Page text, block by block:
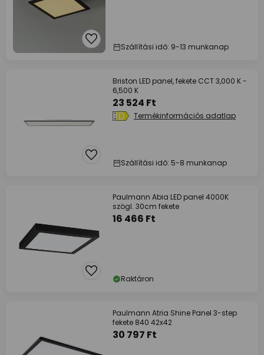
Szállítási idő: 9-13 munkanap
Briston LED panel, fekete CCT 3,000 K -
6,500 K
23 524 Ft
Termékinformációs adatlap
Szállítási idő: 5-8 munkanap
Paulmann Abia LED panel 4000K
szögl. 30cm fekete
16 466 Ft
Raktáron
Paulmann Atria Shine Panel 3-step
fekete 840 42x42
30 797 Ft